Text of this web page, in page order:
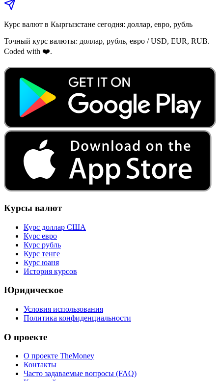
Курс валют в Кыргызстане сегодня: доллар, евро, рубль
Точный курс валюты: доллар, рубль, евро / USD, EUR, RUB.
Coded with ❤️.
Курсы валют
Курс доллар США
Курс евро
Курс рубль
Курс тенге
Курс юаня
История курсов
Юридическое
Условия использования
Политика конфиденциальности
О проекте
О проекте TheMoney
Контакты
Часто задаваемые вопросы (FAQ)